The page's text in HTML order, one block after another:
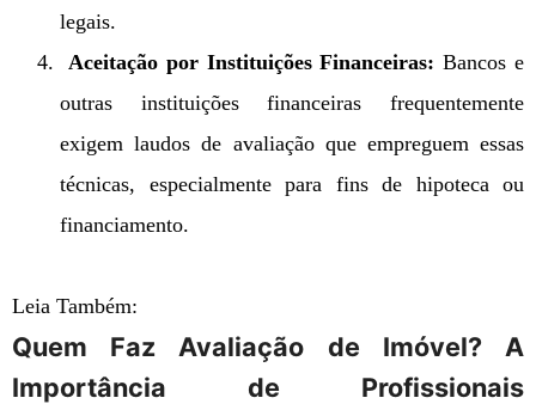
legais.
Aceitação por Instituições Financeiras: Bancos e
outras instituições financeiras frequentemente
exigem laudos de avaliação que empreguem essas
técnicas, especialmente para fins de hipoteca ou
financiamento.
Leia Também:
Quem Faz Avaliação de Imóvel? A
Importância de Profissionais